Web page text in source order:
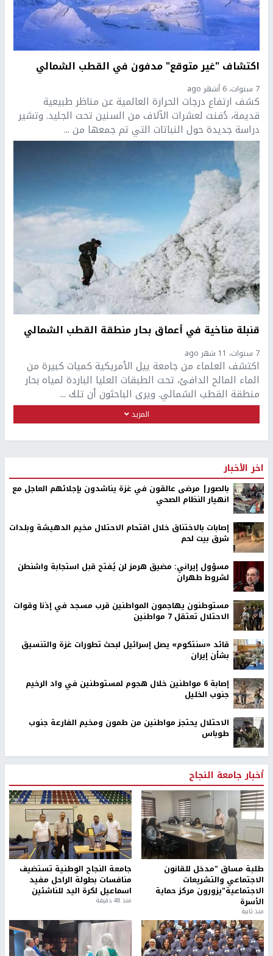
اكتشاف "غير متوقع" مدفون في القطب الشمالي
7 سنوات، 6 أشهر ago
كشف ارتفاع درجات الحرارة العالمية عن مناظر طبيعية
قديمة، دُفنت لعشرات الآلاف من السنين تحت الجليد. وتشير
دراسة جديدة حول النباتات التي تم جمعها من ...
قنبلة مناخية في أعماق بحار منطقة القطب الشمالي
7 سنوات، 11 شهر ago
اكتشف العلماء من جامعة ييل الأمريكية كميات كبيرة من
الماء المالح الدافئ، تحت الطبقات العليا الباردة لمياه بحار
منطقة القطب الشمالي. ويرى الباحثون أن تلك ...
المزيد
اخر الأخبار
بالصور| مرضى عالقون في غزة يناشدون بإجلائهم العاجل مع
انهيار النظام الصحي
إصابات بالاختناق خلال اقتحام الاحتلال مخيم الدهيشة وبلدات
شرق بيت لحم
مسؤول إيراني: مضيق هرمز لن يُفتح قبل استجابة واشنطن
لشروط طهران
مستوطنون يهاجمون المواطنين قرب مسجد في إذنا وقوات
الاحتلال تعتقل 7 مواطنين
قائد «سنتكوم» يصل إسرائيل لبحث تطورات غزة والتنسيق
بشأن إيران
إصابة 6 مواطنين خلال هجوم لمستوطنين في واد الرخيم
جنوب الخليل
الاحتلال يحتجز مواطنين من طمون ومخيم الفارعة جنوب
طوباس
أخبار جامعة النجاح
طلبة مساق "مدخل للقانون
الاجتماعي والتشريعات
الاجتماعية"يزورون مركز حماية
الأسرة
منذ ثانية
جامعة النجاح الوطنية تستضيف
منافسات بطولة الراحل مفيد
اسماعيل لكرة اليد للناشئين
منذ 48 دقيقة